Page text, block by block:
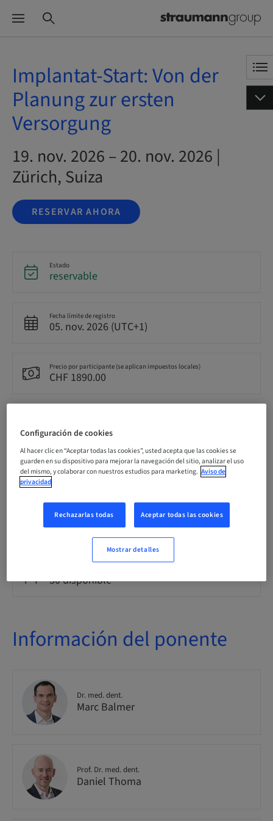
Implantat-Start: Von der
Planung zur ersten
Versorgung
19. nov. 2026 – 20. nov. 2026 |
Zürich, Suiza
RESERVAR AHORA
Estado
reservable
Fecha límite de registro
05. nov. 2026 (UTC+1)
Precio por participante (se aplican impuestos locales)
CHF 1890.00
Alemán
Puntos
12.00 Puntos
Público
nacional
30 disponible
Información del ponente
Dr. med. dent.
Marc Balmer
Prof. Dr. med. dent.
Daniel Thoma
Configuración de cookies
Al hacer clic en “Aceptar todas las cookies”, usted acepta que las cookies se
guarden en su dispositivo para mejorar la navegación del sitio, analizar el uso
del mismo, y colaborar con nuestros estudios para marketing. Aviso de
privacidad
Rechazarlas todas Aceptar todas las cookies
Mostrar detalles